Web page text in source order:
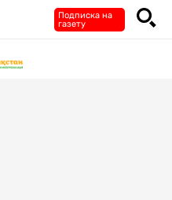
Подписка на
газету